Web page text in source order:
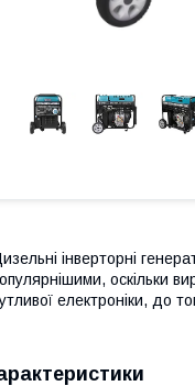
інверторні
оскільки
електроніки, до